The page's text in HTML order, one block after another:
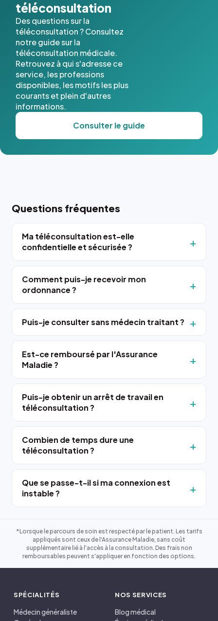
téléconsultation
Des questions sur la
téléconsultation ? Consultez
notre guide sur la
téléconsultation médicale.
Retrouvez à qui s'adresse ce
service, les professions
disponibles, les motifs les plus
courants et plein d'autres
informations.
Consulter le guide
Questions fréquentes
Ma téléconsultation est-elle
confidentielle et sécurisée ?
Comment puis-je recevoir mon
ordonnance ?
Puis-je consulter sans médecin traitant ?
Est-ce remboursé par l'Assurance
Maladie ?
Puis-je obtenir un arrêt de travail en
téléconsultation ?
Combien de temps dure une
téléconsultation ?
Que se passe-t-il si ma connexion est
instable ?
*Lorsque le parcours de soin est respecté par le patient. Les tarifs
appliqués sont ceux de l'Assurance Maladie, sans coût
supplémentaire lié à l'accès à la consultation. Des frais non
remboursables peuvent s'appliquer en fonction des options.
SPÉCIALITÉS
Médecin généraliste
NOS SERVICES
Blog médical